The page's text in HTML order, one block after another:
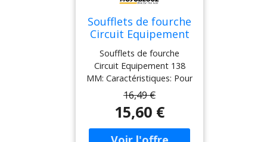
Soufflets de fourche
Circuit Equipement
138 MM Noir
Soufflets de fourche
Circuit Equipement 138
MM: Caractéristiques: Pour
protéger vos fourches et
remettre un coup de frais
sur votre machine vintage,
les soufflets de fourche
16,49 €
15,60 €